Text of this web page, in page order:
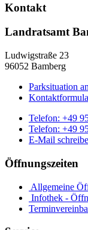
Kontakt
Landratsamt
Ludwigstraße 23
96052 Bamberg
Parksituation
Telefon: +49
Telefon: +49
E-Mail
Öffnungszeiten
Allgemeine
Infothek -